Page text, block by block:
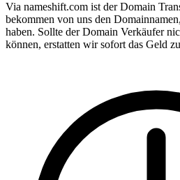
Via nameshift.com ist der Domain
bekommen von uns den
haben. Sollte der Domain Verkäufer
können, erstatten wir sofort das Geld